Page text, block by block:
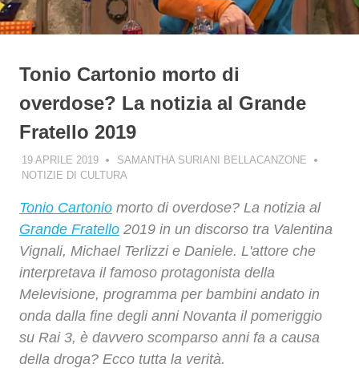
Tonio Cartonio morto di
overdose? La notizia al Grande
Fratello 2019
19 APRILE 2019
SAMANTHA SURIANI BELLACANZONE
NOTIZIE DI CULTURA
Tonio Cartonio morto di overdose? La notizia al
Grande Fratello 2019 in un discorso tra Valentina
Vignali, Michael Terlizzi e Daniele. L'attore che
interpretava il famoso protagonista della
Melevisione, programma per bambini andato in
onda dalla fine degli anni Novanta il pomeriggio
su Rai 3, è davvero scomparso anni fa a causa
della droga? Ecco tutta la verità.